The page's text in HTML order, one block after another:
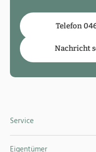
Telefon
Nachricht
Service